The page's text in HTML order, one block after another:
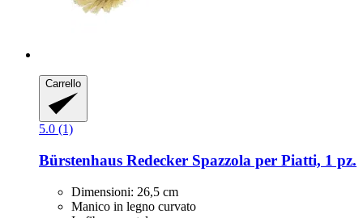
Carrello
5.0 (1)
Bürstenhaus Redecker Spazzola per Piatti, 1 pz.
Dimensioni: 26,5 cm
Manico in legno curvato